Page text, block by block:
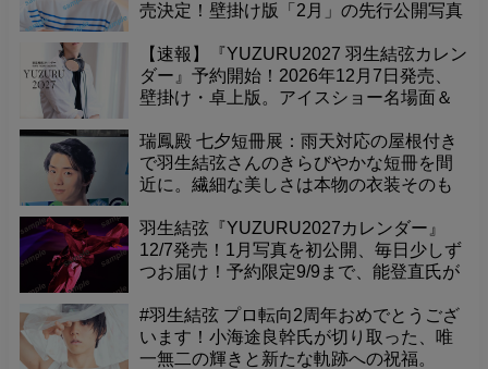
売決定！壁掛け版「2月」の先行公開写真
9日までの予約限定販売です！
【速報】『YUZURU2027 羽生結弦カレン
ダー』予約開始！2026年12月7日発売、
壁掛け・卓上版。アイスショー名場面＆
一冊！予約者限定販売を見逃すな！
瑞鳳殿 七夕短冊展：雨天対応の屋根付き
で羽生結弦さんのきらびやかな短冊を間
近に。繊細な美しさは本物の衣装そのも
羽生結弦『YUZURU2027カレンダー』
12/7発売！1月写真を初公開、毎日少しず
つお届け！予約限定9/9まで、能登直氏が
#羽生結弦 プロ転向2周年おめでとうござ
います！小海途良幹氏が切り取った、唯
一無二の輝きと新たな軌跡への祝福。